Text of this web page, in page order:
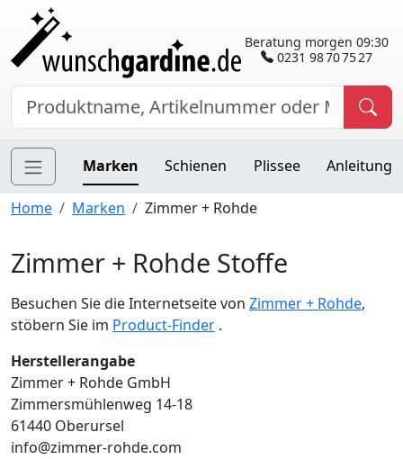
Beratung morgen 09:30
0231 98 70 75 27
Marken Schienen Plissee Anleitung
Home Marken Zimmer + Rohde
Zimmer + Rohde Stoffe
Besuchen Sie die Internetseite von Zimmer + Rohde,
stöbern Sie im Product-Finder .
Herstellerangabe
Zimmer + Rohde GmbH
Zimmersmühlenweg 14-18
61440 Oberursel
info@zimmer-rohde.com